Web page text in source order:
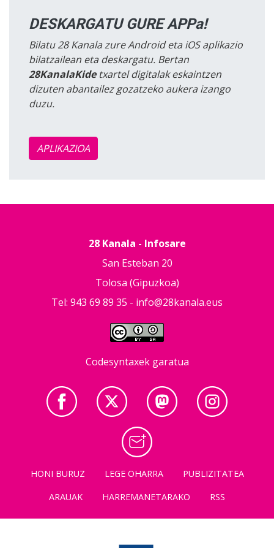
DESKARGATU GURE APPa!
Bilatu 28 Kanala zure Android eta iOS aplikazio
bilatzailean eta deskargatu. Bertan
28KanalaKidetxartel digitalak eskaintzen
dizuten abantailez gozatzeko aukera izango
duzu.
APLIKAZIOA
28 Kanala - Infosare
San Esteban 20
Tolosa (Gipuzkoa)
Tel: 943 69 89 35 - info@28kanala.eus
Codesyntaxek garatua
HONI BURUZ LEGE OHARRA
PUBLIZITATEA
ARAUAK
HARREMANETARAKO RSS